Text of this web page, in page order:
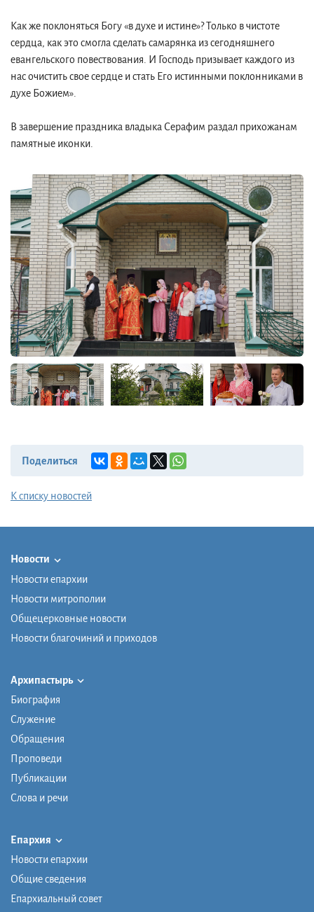
Как же поклоняться Богу «в духе и истине»? Только в чистоте
сердца, как это смогла сделать самарянка из сегодняшнего
евангельского повествования. И Господь призывает каждого из
нас очистить свое сердце и стать Его истинными поклонниками в
духе Божием».
В завершение праздника владыка Серафим раздал прихожанам
памятные иконки.
Поделиться
К списку новостей
Новости
Новости епархии
Новости митрополии
Общецерковные новости
Новости благочиний и приходов
Архипастырь
Биография
Служение
Обращения
Проповеди
Публикации
Слова и речи
Епархия
Новости епархии
Общие сведения
Епархиальный совет